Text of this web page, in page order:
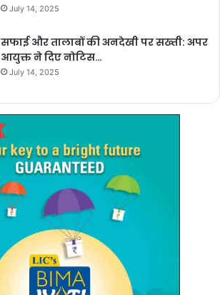
July 14, 2025
सफाई और तालाबों की अनदेखी पर सख्ती: अपर
आयुक्त ने दिए नोटिस…
July 14, 2025